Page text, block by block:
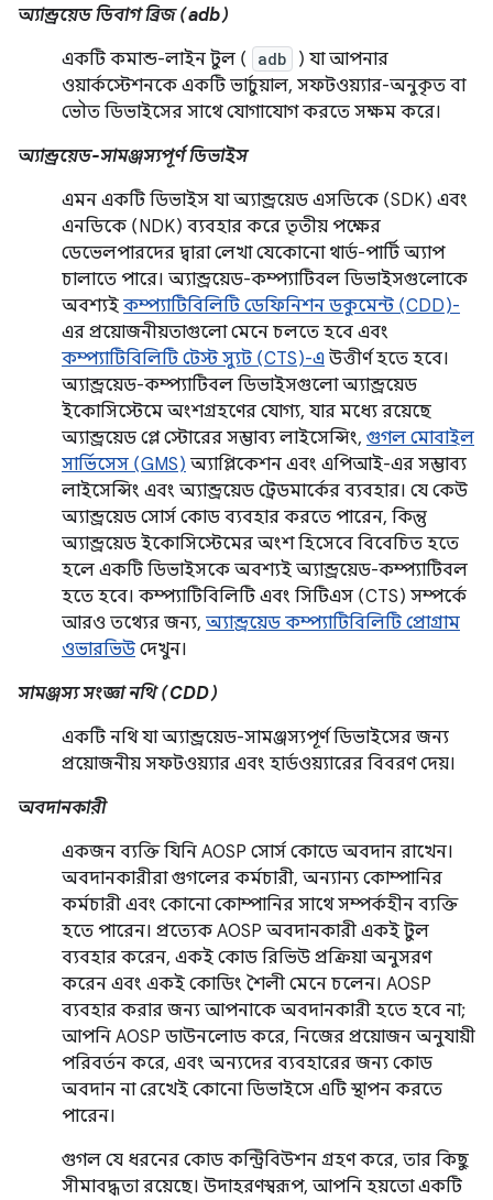
অ্যান্ড্রয়েড ডিবাগ ব্রিজ (adb)
একটি কমান্ড-লাইন টুল (
adb
) যা আপনার
ওয়ার্কস্টেশনকে একটি ভার্চুয়াল, সফটওয়্যার-অনুকৃত বা
ভৌত ডিভাইসের সাথে যোগাযোগ করতে সক্ষম করে।
অ্যান্ড্রয়েড-সামঞ্জস্যপূর্ণ ডিভাইস
এমন একটি ডিভাইস যা অ্যান্ড্রয়েড এসডিকে (SDK) এবং
এনডিকে (NDK) ব্যবহার করে তৃতীয় পক্ষের
ডেভেলপারদের দ্বারা লেখা যেকোনো থার্ড-পার্টি অ্যাপ
চালাতে পারে। অ্যান্ড্রয়েড-কম্প্যাটিবল ডিভাইসগুলোকে
অবশ্যই কম্প্যাটিবিলিটি ডেফিনিশন ডকুমেন্ট (CDD)-
এর প্রয়োজনীয়তাগুলো মেনে চলতে হবে এবং
কম্প্যাটিবিলিটি টেস্ট স্যুট (CTS)-এ উত্তীর্ণ হতে হবে।
অ্যান্ড্রয়েড-কম্প্যাটিবল ডিভাইসগুলো অ্যান্ড্রয়েড
ইকোসিস্টেমে অংশগ্রহণের যোগ্য, যার মধ্যে রয়েছে
অ্যান্ড্রয়েড প্লে স্টোরের সম্ভাব্য লাইসেন্সিং, গুগল মোবাইল
সার্ভিসেস (GMS) অ্যাপ্লিকেশন এবং এপিআই-এর সম্ভাব্য
লাইসেন্সিং এবং অ্যান্ড্রয়েড ট্রেডমার্কের ব্যবহার। যে কেউ
অ্যান্ড্রয়েড সোর্স কোড ব্যবহার করতে পারেন, কিন্তু
অ্যান্ড্রয়েড ইকোসিস্টেমের অংশ হিসেবে বিবেচিত হতে
হলে একটি ডিভাইসকে অবশ্যই অ্যান্ড্রয়েড-কম্প্যাটিবল
হতে হবে। কম্প্যাটিবিলিটি এবং সিটিএস (CTS) সম্পর্কে
আরও তথ্যের জন্য, অ্যান্ড্রয়েড কম্প্যাটিবিলিটি প্রোগ্রাম
ওভারভিউ দেখুন।
সামঞ্জস্য সংজ্ঞা নথি (CDD)
একটি নথি যা অ্যান্ড্রয়েড-সামঞ্জস্যপূর্ণ ডিভাইসের জন্য
প্রয়োজনীয় সফটওয়্যার এবং হার্ডওয়্যারের বিবরণ দেয়।
অবদানকারী
একজন ব্যক্তি যিনি AOSP সোর্স কোডে অবদান রাখেন।
অবদানকারীরা গুগলের কর্মচারী, অন্যান্য কোম্পানির
কর্মচারী এবং কোনো কোম্পানির সাথে সম্পর্কহীন ব্যক্তি
হতে পারেন। প্রত্যেক AOSP অবদানকারী একই টুল
ব্যবহার করেন, একই কোড রিভিউ প্রক্রিয়া অনুসরণ
করেন এবং একই কোডিং শৈলী মেনে চলেন। AOSP
ব্যবহার করার জন্য আপনাকে অবদানকারী হতে হবে না;
আপনি AOSP ডাউনলোড করে, নিজের প্রয়োজন অনুযায়ী
পরিবর্তন করে, এবং অন্যদের ব্যবহারের জন্য কোড
অবদান না রেখেই কোনো ডিভাইসে এটি স্থাপন করতে
পারেন।
গুগল যে ধরনের কোড কন্ট্রিবিউশন গ্রহণ করে, তার কিছু
সীমাবদ্ধতা রয়েছে। উদাহরণস্বরূপ, আপনি হয়তো একটি